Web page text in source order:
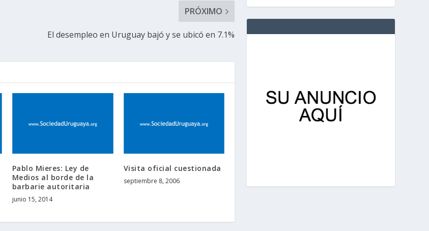
PRÓXIMO
El desempleo en Uruguay bajó y se ubicó en 7.1%
Pablo Mieres: Ley de
Medios al borde de la
barbarie autoritaria
junio 15, 2014
Visita oficial cuestionada
septiembre 8, 2006